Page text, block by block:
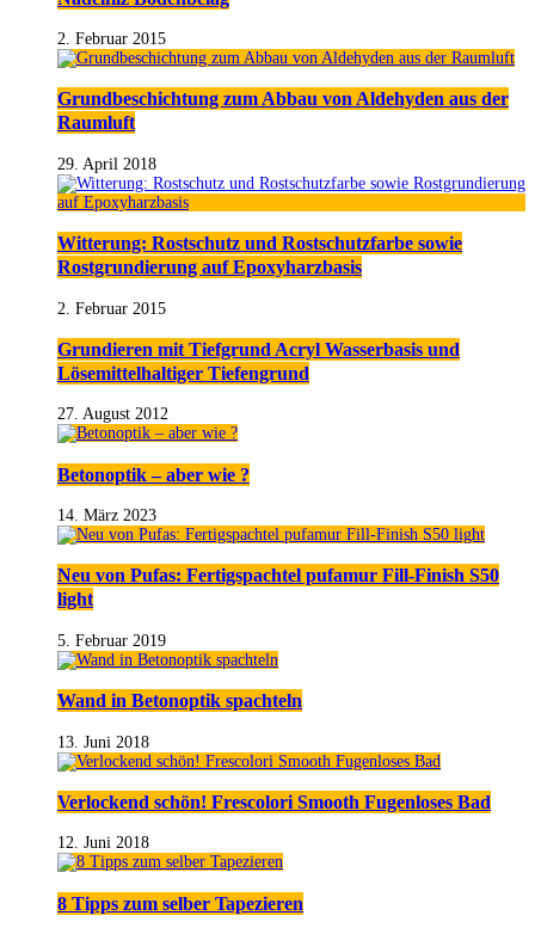
2. Februar 2015
Grundbeschichtung zum Abbau von Aldehyden aus der
Raumluft
29. April 2018
Witterung: Rostschutz und Rostschutzfarbe sowie
Rostgrundierung auf Epoxyharzbasis
2. Februar 2015
Grundieren mit Tiefgrund Acryl Wasserbasis und
Lösemittelhaltiger Tiefengrund
27. August 2012
Betonoptik – aber wie ?
14. März 2023
Neu von Pufas: Fertigspachtel pufamur Fill-Finish S50
light
5. Februar 2019
Wand in Betonoptik spachteln
13. Juni 2018
Verlockend schön! Frescolori Smooth Fugenloses Bad
12. Juni 2018
8 Tipps zum selber Tapezieren